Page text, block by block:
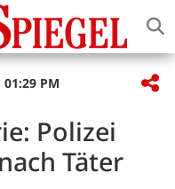
PM
Polizei
Täter